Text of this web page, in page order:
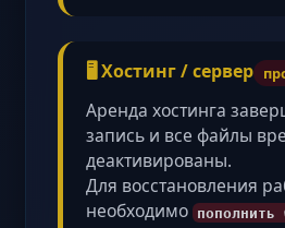
🖥️ Хостинг / сервер
Аренда хостинга
запись и все файлы
деактивированы.
Для восстановления
необходимо пополнить